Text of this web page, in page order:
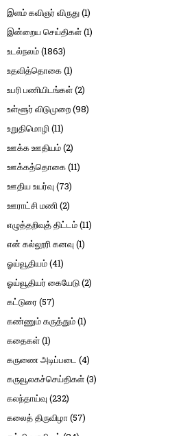
இளம் கவிஞர் விருது(1)
இன்றைய செய்திகள்(1)
உடல்நலம்(1863)
உதவித்தொகை(1)
உபரி பணியிடங்கள்(2)
உள்ளூர் விடுமுறை(98)
உறுதிமொழி(11)
ஊக்க ஊதியம்(2)
ஊக்கத்தொகை(11)
ஊதிய உயர்வு (73)
ஊராட்சி மணி(2)
எழுத்தறிவுத் திட்டம்(11)
என் கல்லூரி கனவு (1)
ஓய்வூதியம்(41)
ஓய்வூதியர் கையேடு(2)
கட்டுரை (57)
கண்ணும் கருத்தும்(1)
கதைகள்(1)
கருணை அடிப்படை (4)
கருவூலகச்செய்திகள்(3)
கலந்தாய்வு (232)
கலைத் திருவிழா (57)